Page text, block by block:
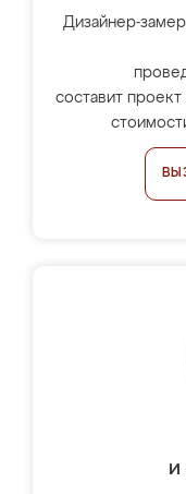
Дизайнер-
составит
и